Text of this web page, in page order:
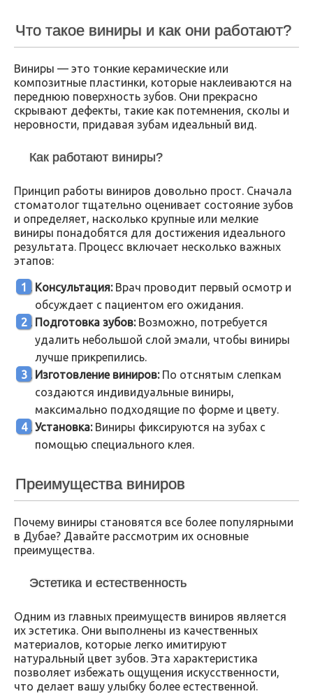
Что такое виниры и как они работают?
Виниры — это тонкие керамические или
композитные пластинки, которые наклеиваются на
переднюю поверхность зубов. Они прекрасно
скрывают дефекты, такие как потемнения, сколы и
неровности, придавая зубам идеальный вид.
Как работают виниры?
Принцип работы виниров довольно прост. Сначала
стоматолог тщательно оценивает состояние зубов
и определяет, насколько крупные или мелкие
виниры понадобятся для достижения идеального
результата. Процесс включает несколько важных
этапов:
Консультация:Врач проводит первый осмотр и
обсуждает с пациентом его ожидания.
Подготовка зубов:Возможно, потребуется
удалить небольшой слой эмали, чтобы виниры
лучше прикрепились.
Изготовление виниров:По отснятым слепкам
создаются индивидуальные виниры,
максимально подходящие по форме и цвету.
Установка:Виниры фиксируются на зубах с
помощью специального клея.
Преимущества виниров
Почему виниры становятся все более популярными
в Дубае? Давайте рассмотрим их основные
преимущества.
Эстетика и естественность
Одним из главных преимуществ виниров является
их эстетика. Они выполнены из качественных
материалов, которые легко имитируют
натуральный цвет зубов. Эта характеристика
позволяет избежать ощущения искусственности,
что делает вашу улыбку более естественной.